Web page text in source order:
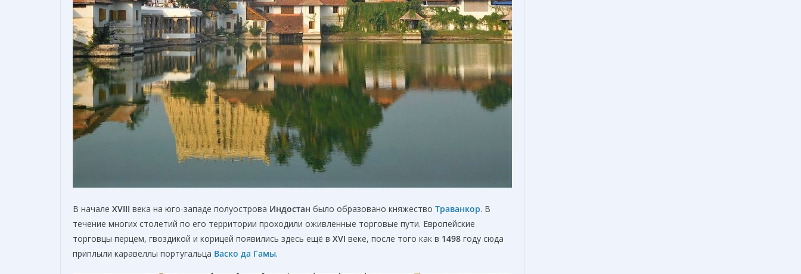
В начале XVIII века на юго-западе полуострова Индостан было образовано княжество Траванкор. В
течение многих столетий по его территории проходили оживленные торговые пути. Европейские
торговцы перцем, гвоздикой и корицей появились здесь ещё в XVI веке, после того как в 1498 году сюда
приплыли каравеллы португальца Васко да Гамы.